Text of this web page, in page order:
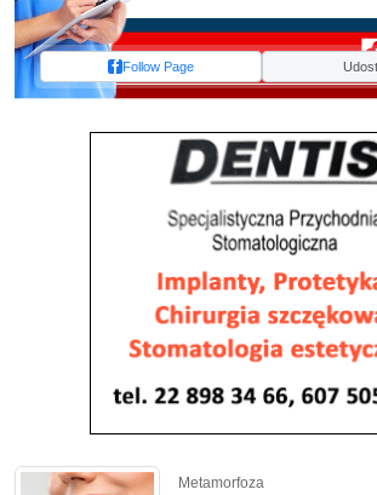
Follow Page
Metamorfoza